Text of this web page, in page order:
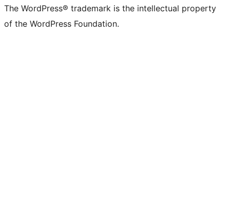
The WordPress® trademark is the intellectual property
of the WordPress Foundation.